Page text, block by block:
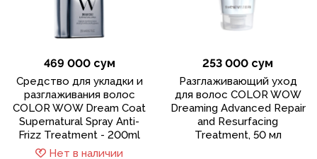
469 000 сум
Средство для укладки и
разглаживания волос
COLOR WOW Dream Coat
Supernatural Spray Anti-
Frizz Treatment - 200ml
Нет в наличии
253 000 сум
Разглаживающий уход
для волос COLOR WOW
Dreaming Advanced Repair
and Resurfacing
Treatment, 50 мл